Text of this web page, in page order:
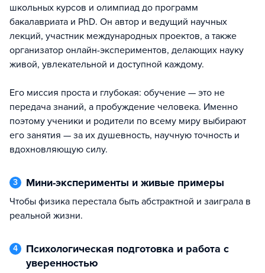
школьных курсов и олимпиад до программ
бакалавриата и PhD. Он автор и ведущий научных
лекций, участник международных проектов, а также
организатор онлайн-экспериментов, делающих науку
живой, увлекательной и доступной каждому.
Его миссия проста и глубокая: обучение — это не
передача знаний, а пробуждение человека. Именно
поэтому ученики и родители по всему миру выбирают
его занятия — за их душевность, научную точность и
вдохновляющую силу.
3 Мини-эксперименты и живые примеры
чтобы физика перестала быть абстрактной и заиграла в
реальной жизни.
4
Психологическая подготовка и работа с
уверенностью